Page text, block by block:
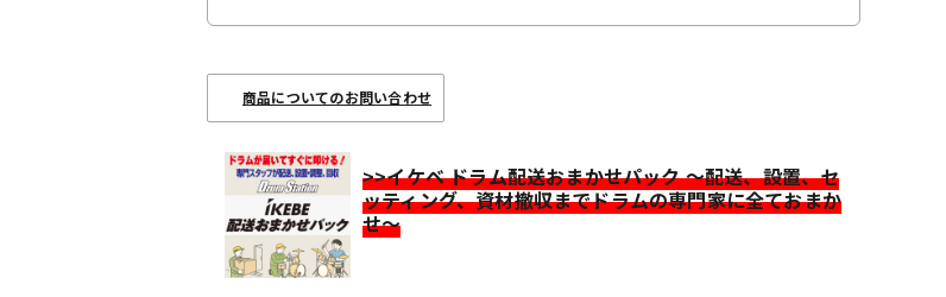
商品についてのお問い合わせ
>>イケベ ドラム配送おまかせパック ～配送、設置、セ
ッティング、資材撤収までドラムの専門家に全ておまか
せ～